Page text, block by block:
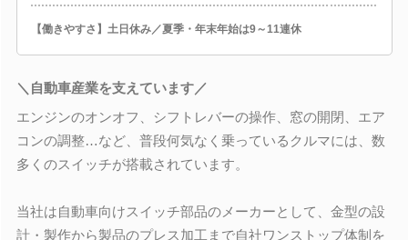
【働きやすさ】土日休み／夏季・年末年始は9～11連休
＼自動車産業を支えています／
エンジンのオンオフ、シフトレバーの操作、窓の開閉、エア
コンの調整…など、普段何気なく乗っているクルマには、数
多くのスイッチが搭載されています。
当社は自動車向けスイッチ部品のメーカーとして、金型の設
計・製作から製品のプレス加工まで自社ワンストップ体制を